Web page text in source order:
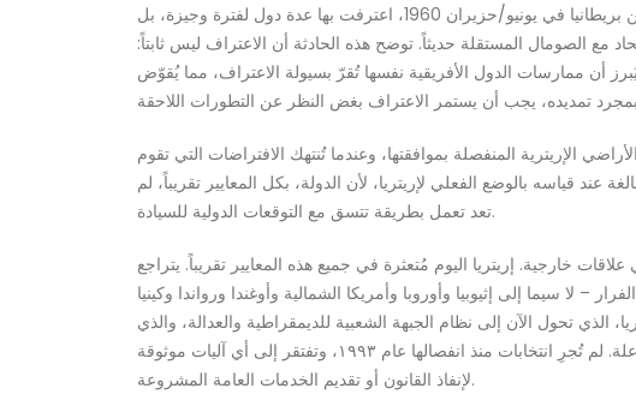
العمل بفعالية كدول، أو تصرفت بخبث. يمكن إيجاد سابقة أفريقية بارزة في حالة أرض الصومال. فعند إعلان استقلالها عن بريطانيا في يونيو/حزيران 1960، اعترفت بها عدة دول لفترة وجيزة، بل
مع الصومال المستقلة حديثاً. توضح هذه الحادثة أن الاعتراف ليس ثابتاً:
يُبرز أن ممارسات الدول الأفريقية نفسها تُقرّ بسيولة الاعتراف، مما يُقوّض
الإريترية المنفصلة بموافقتها، وعندما تُنتهك الافتراضات التي تقوم
قياسه بالوضع الفعلي لإريتريا، لأن الدولة، بكل المعايير تقريباً، لم
تعد تعمل بطريقة تتسق مع التوقعات الدولية للسيادة.
خارجية. إريتريا اليوم مُتعثرة في جميع هذه المعايير تقريباً. يتراجع
– لا سيما إلى إثيوبيا وأوروبا وأمريكا الشمالية وأوغندا ورواندا وكينيا
تحول الآن إلى نظام الجبهة الشعبية للديمقراطية والعدالة، والذي
يتمسك بالسلطة من خلال الإكراه العسكري بدلاً من المؤسسات الخاضعة للمساءلة؛ تفتقر إريتريا إلى دستور ومؤسسات فاعلة. لم تُجرِ انتخابات منذ انفصالها عام ١٩٩٣، وتفتقر إلى أي آليات موثوقة
لإنفاذ القانون أو تقديم الخدمات العامة المشروعة.